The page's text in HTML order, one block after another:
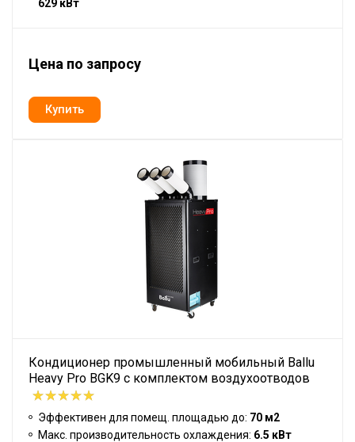
629 кВт
Цена по запросу
Кондиционер промышленный мобильный Ballu
Heavy Pro BGK9 с комплектом воздухоотводов
Эффективен для помещ. площадью до: 70 м2
Макс. производительность охлаждения: 6.5 кВт